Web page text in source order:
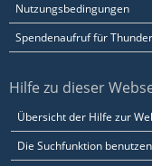
Nutzungsbedingungen
Spendenaufruf für
Hilfe zu dieser
Übersicht der Hilfe zur
Die Suchfunktion benutzen